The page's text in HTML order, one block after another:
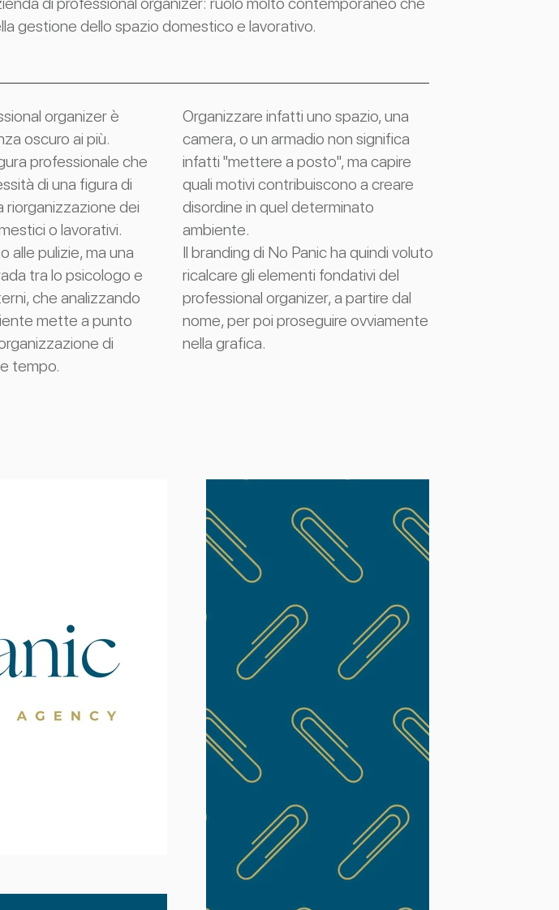
gestione dello spazio domestico e lavorativo.
organizer è
oscuro ai più.
professionale che
di una figura di
riorganizzazione dei
o lavorativi.
alle pulizie, ma una
tra lo psicologo e
che analizzando
mette a punto
di
tempo.
Organizzare infatti uno spazio, una
camera, o un armadio non significa
infatti "mettere a posto", ma capire
quali motivi contribuiscono a creare
disordine in quel determinato
ambiente.
Il branding di No Panic ha quindi voluto
ricalcare gli elementi fondativi del
professional organizer, a partire dal
nome, per poi proseguire ovviamente
nella grafica.